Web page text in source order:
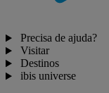
Precisa de ajuda?
Visitar
Destinos
ibis universe